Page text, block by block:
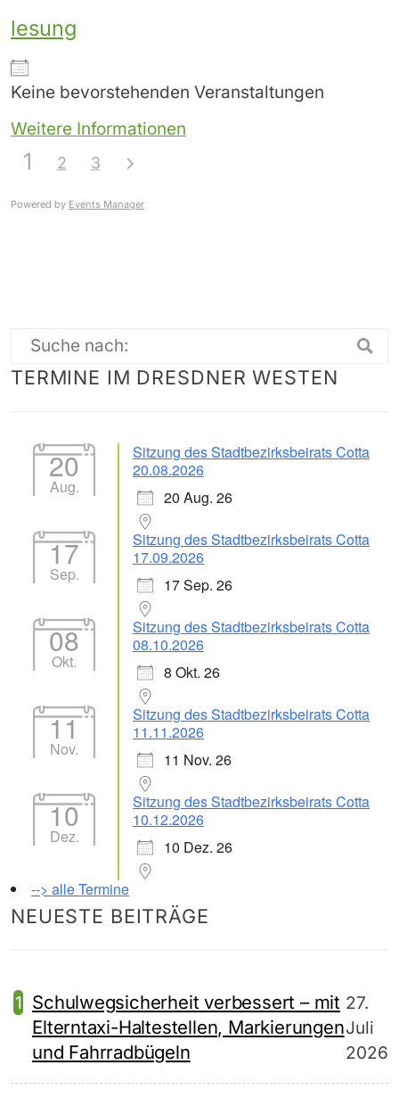
lesung
Keine bevorstehenden Veranstaltungen
Weitere Informationen
1 2 3
Powered by Events Manager
Suche
nach:
TERMINE IM DRESDNER WESTEN
20
Aug.
Sitzung des Stadtbezirksbeirats Cotta
20.08.2026
20 Aug. 26
17
Sep.
Sitzung des Stadtbezirksbeirats Cotta
17.09.2026
17 Sep. 26
08
Okt.
Sitzung des Stadtbezirksbeirats Cotta
08.10.2026
8 Okt. 26
11
Nov.
Sitzung des Stadtbezirksbeirats Cotta
11.11.2026
11 Nov. 26
10
Dez.
Sitzung des Stadtbezirksbeirats Cotta
10.12.2026
10 Dez. 26
--> alle Termine
NEUESTE BEITRÄGE
Schulwegsicherheit verbessert – mit
Elterntaxi-Haltestellen, Markierungen
und Fahrradbügeln
27.
Juli
2026